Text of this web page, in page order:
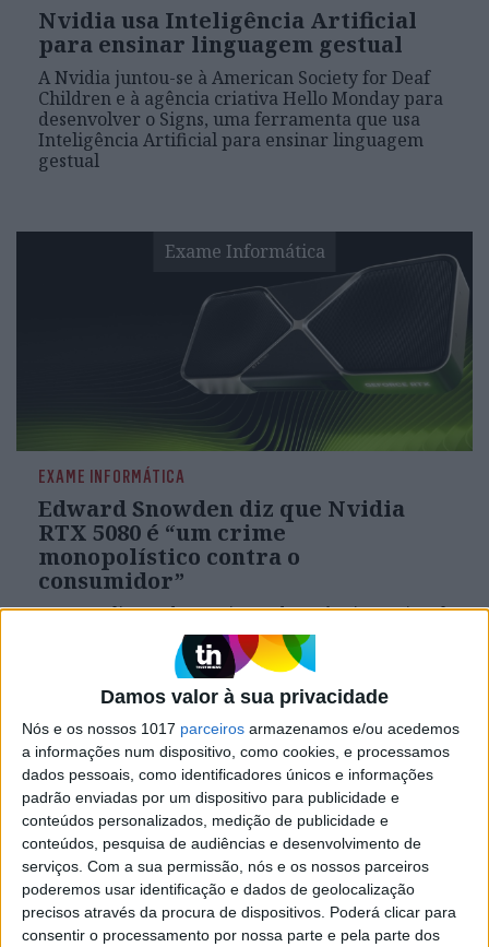
Damos valor à sua privacidade
Nós e os nossos 1017 parceiros armazenamos e/ou acedemos
a informações num dispositivo, como cookies, e processamos
dados pessoais, como identificadores únicos e informações
padrão enviadas por um dispositivo para publicidade e
conteúdos personalizados, medição de publicidade e
conteúdos, pesquisa de audiências e desenvolvimento de
serviços. Com a sua permissão, nós e os nossos parceiros
poderemos usar identificação e dados de geolocalização
precisos através da procura de dispositivos. Poderá clicar para
consentir o processamento por nossa parte e pela parte dos
Nvidia usa Inteligência Artificial
para ensinar linguagem gestual
A Nvidia juntou-se à American Society for Deaf
Children e à agência criativa Hello Monday para
desenvolver o Signs, uma ferramenta que usa
Inteligência Artificial para ensinar linguagem
gestual
Exame Informática
EXAME INFORMÁTICA
Edward Snowden diz que Nvidia
RTX 5080 é “um crime
monopolístico contra o
consumidor”
O ex-analista e denunciante da Agência Nacional
de Segurança dos EUA juntou-se ao coro de
críticas à Nvidia pelas ‘magras’ características
das placas gráficas da série RTX 50
Exame Informática